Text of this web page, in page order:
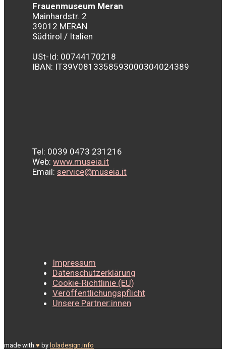
Frauenmuseum Meran
Mainhardstr. 2
39012 MERAN
Südtirol / Italien
USt-Id: 00744170218
IBAN: IT39V0813358593000304024389
Tel: 0039 0473 231216
Web: www.museia.it
Email: service@museia.it
Impressum
Datenschutzerklärung
Cookie-Richtlinie (EU)
Veröffentlichungspflicht
Unsere Partner:innen
made with ♥ by loladesign.info